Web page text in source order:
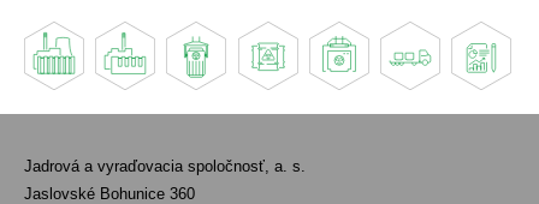
Jadrová a vyraďovacia spoločnosť, a. s.
Jaslovské Bohunice 360